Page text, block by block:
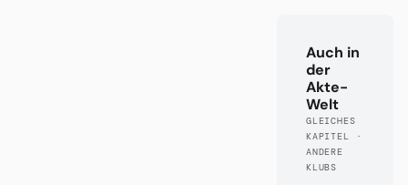
Auch in
der
Akte-
Welt
GLEICHES
KAPITEL ·
ANDERE
KLUBS